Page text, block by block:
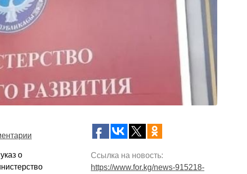
о
Ссылка на новость:
https://www.for.kg/news-915218-